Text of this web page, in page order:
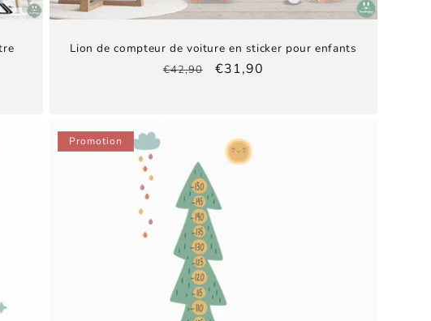
Lion de compteur de voiture en sticker pour enfants
Prix
€42,90
Prix
€31,90
Promotion